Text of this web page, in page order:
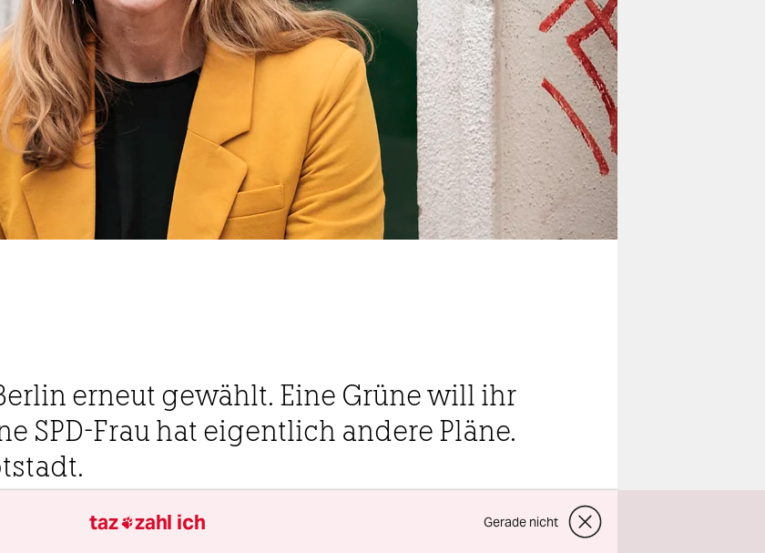
erneut gewählt. Eine Grüne will ihr
SPD-Frau hat eigentlich andere Pläne.
taz zahl ich Gerade nicht